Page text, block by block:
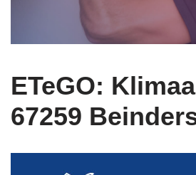
ETeGO:
67259